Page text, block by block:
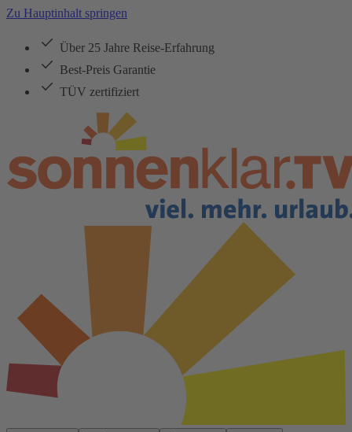
Zu Hauptinhalt springen
Über 25 Jahre Reise-Erfahrung
Best-Preis Garantie
TÜV zertifiziert